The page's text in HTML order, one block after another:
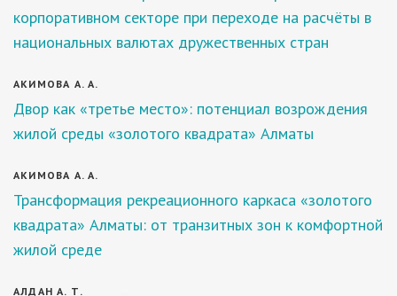
корпоративном секторе при переходе на расчёты в
национальных валютах дружественных стран
АКИМОВА А. А.
Двор как «третье место»: потенциал возрождения
жилой среды «золотого квадрата» Алматы
АКИМОВА А. А.
Трансформация рекреационного каркаса «золотого
квадрата» Алматы: от транзитных зон к комфортной
жилой среде
АЛДАН А. Т.